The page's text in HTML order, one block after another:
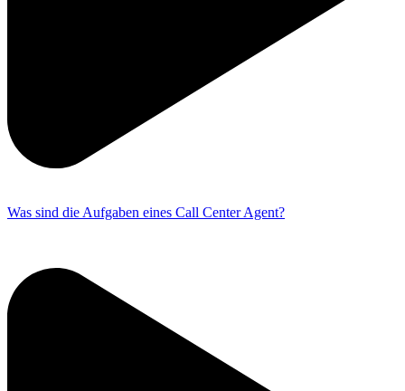
Was sind die Aufgaben eines Call Center Agent?